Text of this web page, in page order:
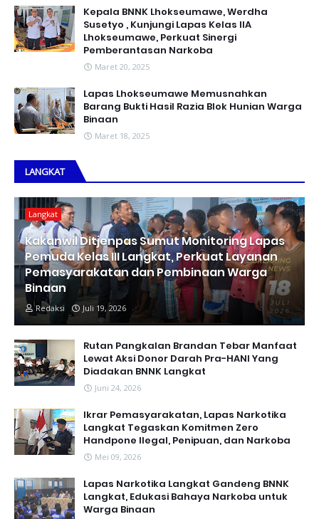
Kepala BNNK Lhokseumawe, Werdha
Susetyo , Kunjungi Lapas Kelas IIA
Lhokseumawe, Perkuat Sinergi
Pemberantasan Narkoba
Maret 20, 2025
Lapas Lhokseumawe Memusnahkan
Barang Bukti Hasil Razia Blok Hunian Warga
Binaan
Maret 18, 2025
LANGKAT
Langkat
Kakanwil Ditjenpas Sumut Monitoring Lapas
Pemuda Kelas III Langkat, Perkuat Layanan
Pemasyarakatan dan Pembinaan Warga
Binaan
Redaksi Juli 19, 2026
Rutan Pangkalan Brandan Tebar Manfaat
Lewat Aksi Donor Darah Pra-HANI Yang
Diadakan BNNK Langkat
Juni 24, 2026
Ikrar Pemasyarakatan, Lapas Narkotika
Langkat Tegaskan Komitmen Zero
Handpone llegal, Penipuan, dan Narkoba
Mei 09, 2026
Lapas Narkotika Langkat Gandeng BNNK
Langkat, Edukasi Bahaya Narkoba untuk
Warga Binaan